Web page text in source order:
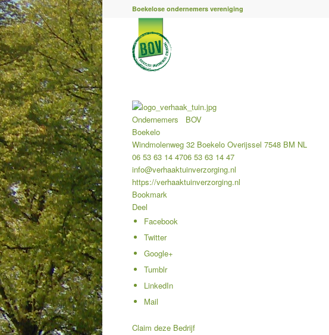
Boekelose ondernemers vereniging
Ondernemers
BOV
Boekelo
Windmolenweg 32 Boekelo Overijssel 7548 BM NL
06 53 63 14 4706 53 63 14 47
info@verhaaktuinverzorging.nl
https://verhaaktuinverzorging.nl
Bookmark
Deel
Facebook
Twitter
Google+
Tumblr
LinkedIn
Mail
Claim deze Bedrijf